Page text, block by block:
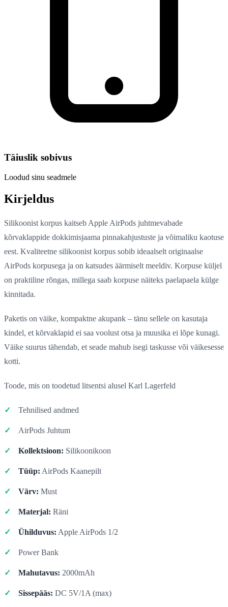
Täiuslik sobivus
Loodud sinu seadmele
Kirjeldus
Silikoonist korpus kaitseb Apple AirPods juhtmevabade
kõrvaklappide dokkimisjaama pinnakahjustuste ja võimaliku kaotuse
eest. Kvaliteetne silikoonist korpus sobib ideaalselt originaalse
AirPods korpusega ja on katsudes äärmiselt meeldiv. Korpuse küljel
on praktiline rõngas, millega saab korpuse näiteks paelapaela külge
kinnitada.
Paketis on väike, kompaktne akupank – tänu sellele on kasutaja
kindel, et kõrvaklapid ei saa voolust otsa ja muusika ei lõpe kunagi.
Väike suurus tähendab, et seade mahub isegi taskusse või väikesesse
kotti.
Toode, mis on toodetud litsentsi alusel Karl Lagerfeld
Tehnilised andmed
AirPods Juhtum
Kollektsioon: Silikoonikoon
Tüüp: AirPods Kaanepilt
Värv: Must
Materjal: Räni
Ühilduvus: Apple AirPods 1/2
Power Bank
Mahutavus: 2000mAh
Sissepääs: DC 5V/1A (max)